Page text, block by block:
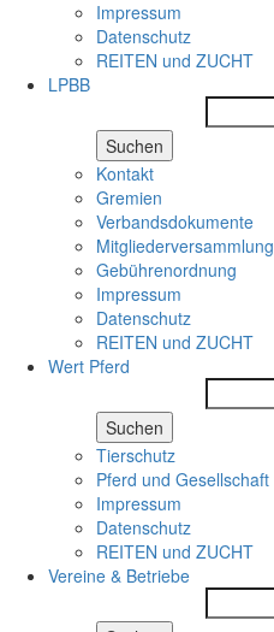
Impressum
Datenschutz
REITEN und ZUCHT
LPBB
Suchen
Kontakt
Gremien
Verbandsdokumente
Mitgliederversammlung
Gebührenordnung
Impressum
Datenschutz
REITEN und ZUCHT
Wert Pferd
Suchen
Tierschutz
Pferd und Gesellschaft
Impressum
Datenschutz
REITEN und ZUCHT
Vereine & Betriebe